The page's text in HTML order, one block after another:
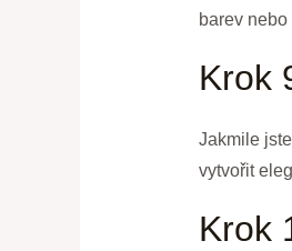
barev
Krok
Jakmile
vytvořit
Krok